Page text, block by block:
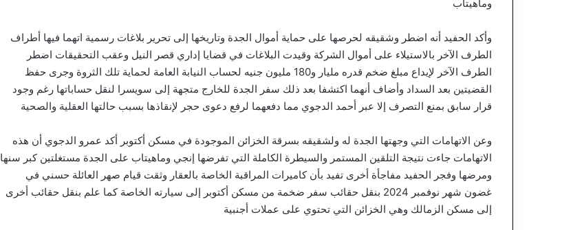
وماهيتاب
وأكد الحفيد أنه اضطر وشقيقه لحرصها على حماية أموال الجدة وتاريخها إلى تحرير بلاغات رسمية اتهما فيها أطراف
الطرف الآخر بالاستيلاء على أموال الشركة وقيدت البلاغات في قضايا إداري قصر النيل وعقب التحقيقات اضطر
الطرف الآخر لإيداع مبلغ ضخم قدره مليار و180 مليون جنيه لحساب النيابة العامة لحماية تلك الثروة وجرى حفظ
القضيتين بعد السداد وأضاف أنهما اكتشفا بعد ذلك سفر الجدة للخارج متجهة إلى سويسرا لنقل حساباتها رغم وجود
قرار سابق بمنع التصرف إلا عبر أحمد الدجوي مما دفعهما لرفع دعوى حجر لإنقاذها بسبب حالتها العقلية والصحية
وعن الاتهامات التي وجهتها الجدة له ولشقيقه بسرقة الخزائن الموجودة في مسكن أكتوبر أكد عمرو الدجوي أن هذه
الاتهامات جاءت نتيجة التلقين المستمر والسيطرة الكاملة التي تفرضها إنجي وماهيتاب على الجدة مستغلتين كبر سنها
ومرضها وفجر الحفيد مفاجأة أخرى تفيد بأن كاميرات المراقبة الخاصة بالعقار وثقت قيام صهر العائلة حسني في
غضون شهر نوفمبر 2024 بنقل حقائب سفر ضخمة من مسكن أكتوبر إلى سيارته الخاصة كما علم بنقل حقائب أخرى
إلى مسكن الزمالك وهي الخزائن التي تحتوي على عملات أجنبية